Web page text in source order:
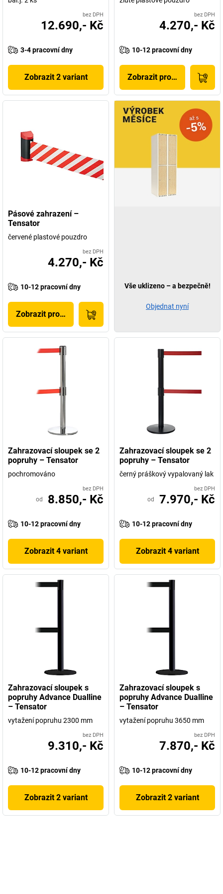
bez DPH
12.690,- Kč
3-4 pracovní dny
Zobrazit 2 variant
bez DPH
4.270,- Kč
10-12 pracovní dny
Zobrazit produkt
Pásové zahrazení –
Tensator
červené plastové pouzdro
bez DPH
4.270,- Kč
10-12 pracovní dny
Zobrazit produkt
Zahrazovací sloupek se 2
popruhy – Tensator
pochromováno
bez DPH
od 8.850,- Kč
10-12 pracovní dny
Zobrazit 4 variant
Zahrazovací sloupek se 2
popruhy – Tensator
černý práškový vypalovaný lak
bez DPH
od 7.970,- Kč
10-12 pracovní dny
Zobrazit 4 variant
Zahrazovací sloupek s
popruhy Advance Dualline
– Tensator
vytažení popruhu 2300 mm
bez DPH
9.310,- Kč
10-12 pracovní dny
Zobrazit 2 variant
Zahrazovací sloupek s
popruhy Advance Dualline
– Tensator
vytažení popruhu 3650 mm
bez DPH
7.870,- Kč
10-12 pracovní dny
Zobrazit 2 variant
Vše uklizeno – a bezpečně!
Objednat nyní